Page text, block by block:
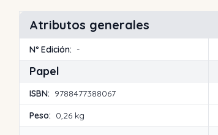
Atributos generales
Nº Edición: -
Papel
ISBN: 9788477388067
Peso: 0,26 kg